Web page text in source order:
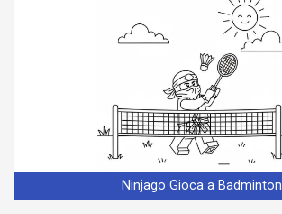
Ninjago Gioca a Badminton